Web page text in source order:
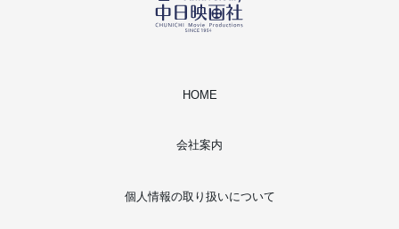
HOME
会社案内
個人情報の取り扱いについて